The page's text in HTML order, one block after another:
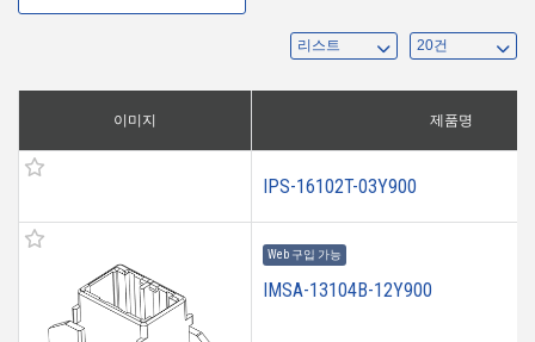
이미지 제품명
IPS-16102T-03Y900
Web 구입 가능
IMSA-13104B-12Y900